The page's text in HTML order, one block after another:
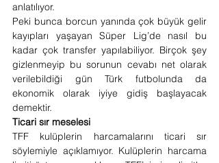
anlatılıyor.
Peki bunca borcun yanında çok büyük gelir
kayıpları yaşayan Süper Lig’de nasıl bu
kadar çok transfer yapılabiliyor. Birçok şey
gizlenmeyip bu sorunun cevabı net olarak
verilebildiği gün Türk futbolunda da
ekonomik olarak iyiye gidiş başlayacak
demektir.
Ticari sır meselesi
TFF kulüplerin harcamalarını ticari sır
söylemiyle açıklamıyor. Kulüplerin harcama